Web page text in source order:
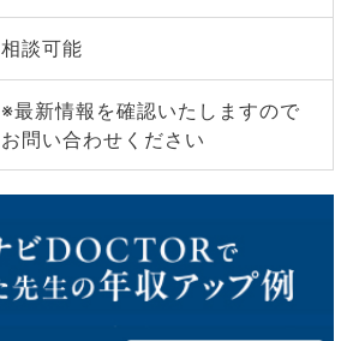
相談可能
※最新情報を確認いたしますので
お問い合わせください